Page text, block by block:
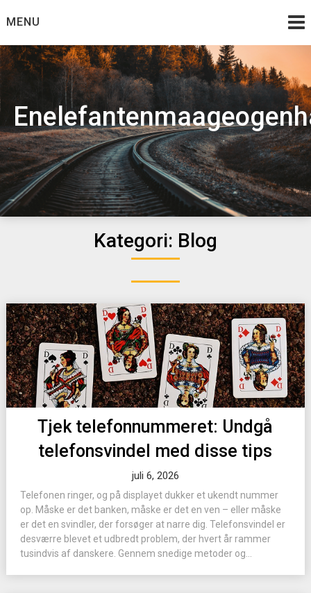
toMENU
Kategori: Blog
Tjek telefonnummeret: Undgå
telefonsvindel med disse tips
juli 6, 2026
Telefonen ringer, og på displayet dukker et ukendt nummer
op. Måske er det banken, måske er det en ven – eller måske
er det en svindler, der forsøger at narre dig. Telefonsvindel er
desværre blevet et udbredt problem, der hvert år rammer
tusindvis af danskere. Gennem snedige metoder og...